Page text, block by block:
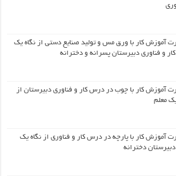
آموزش کار با ورق مس و تولید صنایع دستی از نگاه یک
و فناوری دبیرستان پسرانه و دخترانه
آموزش کار با چوب در درس کار و فناوری دبیرستان از
معلم
آموزش کار با پارچه در درس کار و فناوری از نگاه یک
دخترانه